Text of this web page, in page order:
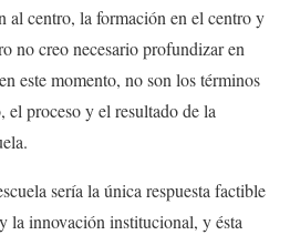
al centro, la formación en el centro y
no creo necesario profundizar en
este momento, no son los términos
proceso y el resultado de la
sería la única respuesta factible
la innovación institucional, y ésta